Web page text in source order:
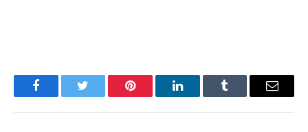
FacebookTwitter Pinterest LinkedInTumblr Имэйл